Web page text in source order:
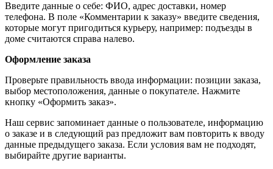
Введите данные о себе: ФИО, адрес доставки, номер
телефона. В поле «Комментарии к заказу» введите сведения,
которые могут пригодиться курьеру, например: подъезды в
доме считаются справа налево.
Оформление заказа
Проверьте правильность ввода информации: позиции заказа,
выбор местоположения, данные о покупателе. Нажмите
кнопку «Оформить заказ».
Наш сервис запоминает данные о пользователе, информацию
о заказе и в следующий раз предложит вам повторить к вводу
данные предыдущего заказа. Если условия вам не подходят,
выбирайте другие варианты.